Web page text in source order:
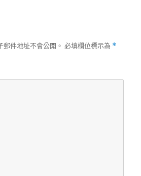
件地址不會公開。 必填欄位標示為 *